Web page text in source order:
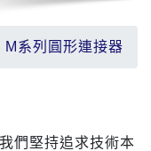
M系列圓形連接器
們堅持追求技術本